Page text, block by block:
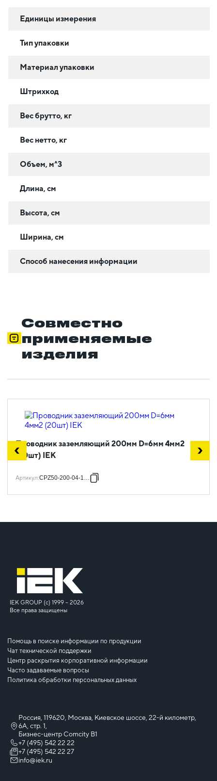
Единицы измерения
Тип упаковки
Материал упаковки
Штрихкод
Вес брутто, кг
Вес нетто, кг
Объем, м^3
Длина, см
Высота, см
Ширина, см
Способ нанесения информации
Совместно
применяемые
изделия
Проводник заземляющий 200мм D=6мм 4мм2
(20шт) IEK
Артикул:CPZ50-200-04-1-06
IEK GROUP (c) 1999 – 2026
Все права защищены
Помощь в поиске информации по продукции
Чат технической поддержки
Центр раскрытия корпоративной информации
Часто задаваемые вопросы
Политика обработки персональных данных
Россия, 119620, Москва, Киевское шоссе, 22-й километр,
6А, стр. 1,
Бизнес-центр Comcity B1
+7 (495) 542 22 22
+7 (495) 542 22 27
info@iek.ru